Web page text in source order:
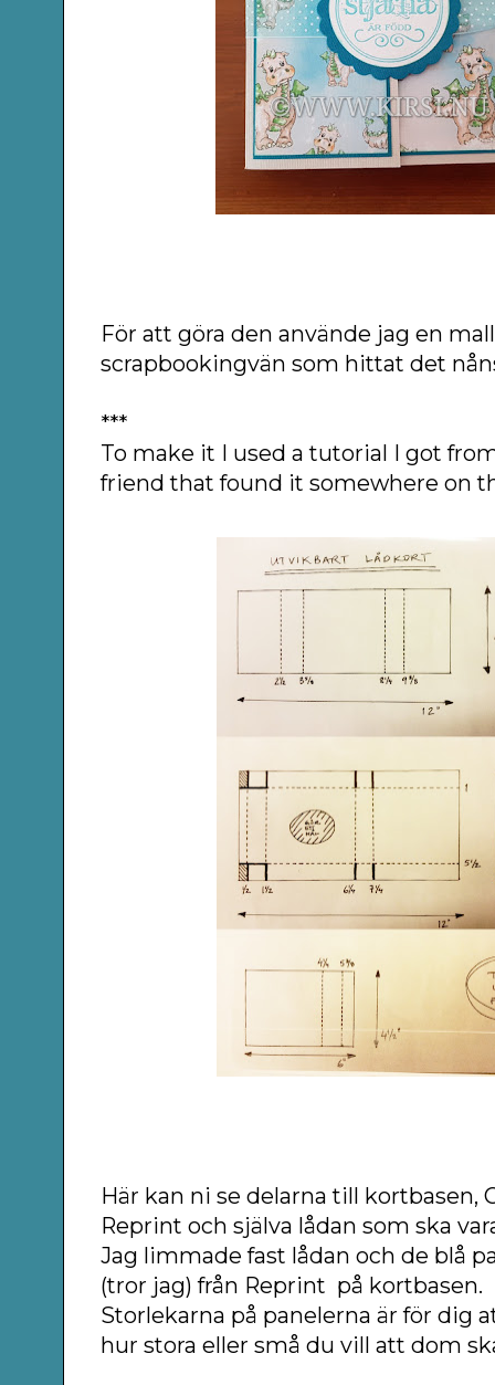
För att göra den använde jag en
scrapbookingvän som hittat det
***
To make it I used a tutorial I got
friend that found it somewhere on
Här kan ni se delarna till kortbasen,
Reprint och själva lådan som ska
Jag limmade fast lådan och de blå
(tror jag) från Reprint på kortbasen.
Storlekarna på panelerna är för dig
hur stora eller små du vill att dom